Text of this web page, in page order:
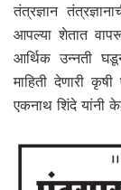
तंत्रज्ञान
आपल्या शेतात
आर्थिक उन्नती
माहिती देणारी
एकनाथ शिंदे यांनी